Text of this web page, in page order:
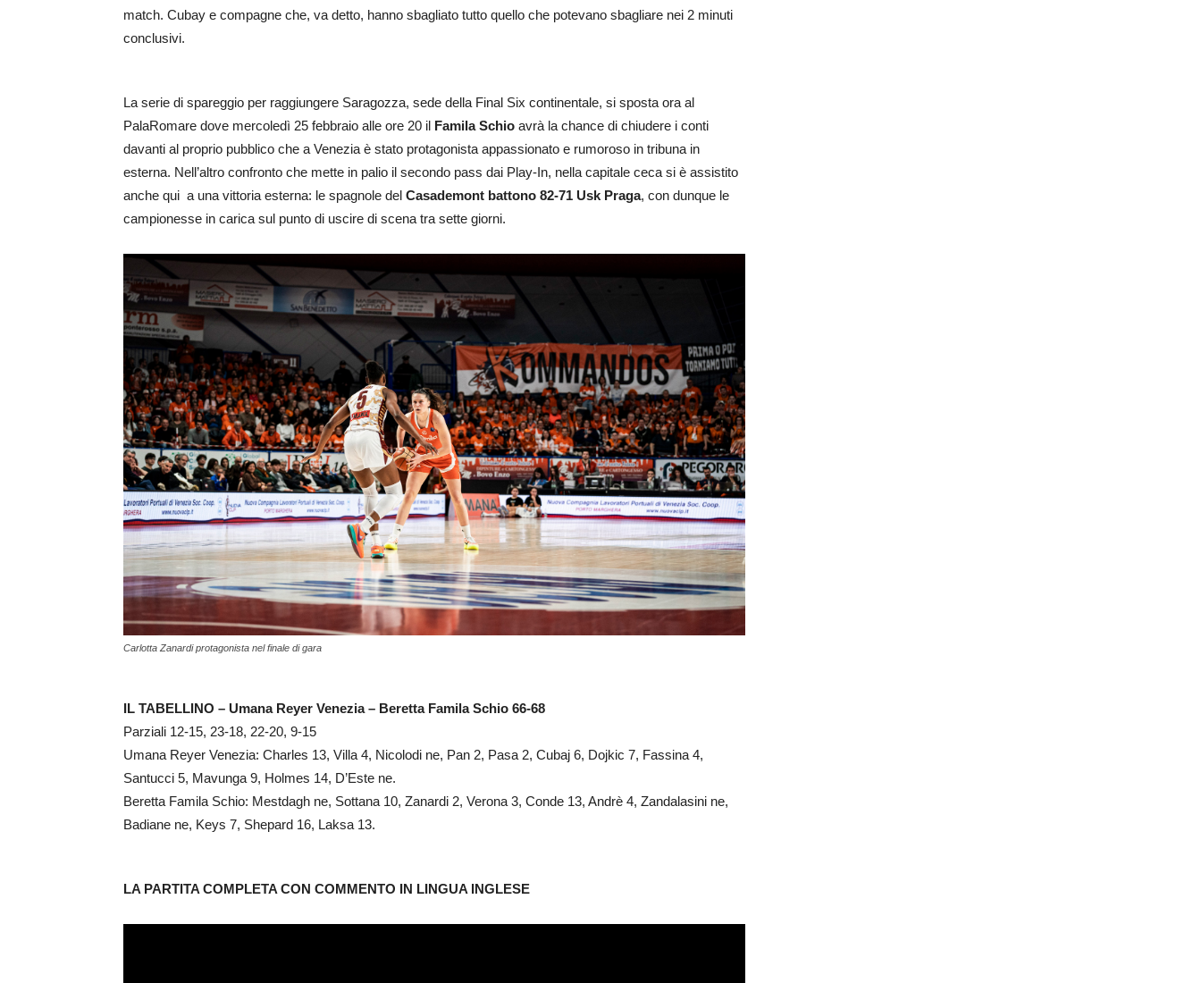
match. Cubay e compagne che, va detto, hanno sbagliato tutto quello che potevano sbagliare nei 2 minuti
conclusivi.
La serie di spareggio per raggiungere Saragozza, sede della Final Six continentale, si sposta ora al
PalaRomare dove mercoledì 25 febbraio alle ore 20 il Famila Schio avrà la chance di chiudere i conti
davanti al proprio pubblico che a Venezia è stato protagonista appassionato e rumoroso in tribuna in
esterna. Nell’altro confronto che mette in palio il secondo pass dai Play-In, nella capitale ceca si è assistito
anche qui a una vittoria esterna: le spagnole del Casademont battono 82-71 Usk Praga, con dunque le
campionesse in carica sul punto di uscire di scena tra sette giorni.
Carlotta Zanardi protagonista nel finale di gara
IL TABELLINO – Umana Reyer Venezia – Beretta Famila Schio 66-68
Parziali 12-15, 23-18, 22-20, 9-15
Umana Reyer Venezia: Charles 13, Villa 4, Nicolodi ne, Pan 2, Pasa 2, Cubaj 6, Dojkic 7, Fassina 4,
Santucci 5, Mavunga 9, Holmes 14, D’Este ne.
Beretta Famila Schio: Mestdagh ne, Sottana 10, Zanardi 2, Verona 3, Conde 13, Andrè 4, Zandalasini ne,
Badiane ne, Keys 7, Shepard 16, Laksa 13.
LA PARTITA COMPLETA CON COMMENTO IN LINGUA INGLESE